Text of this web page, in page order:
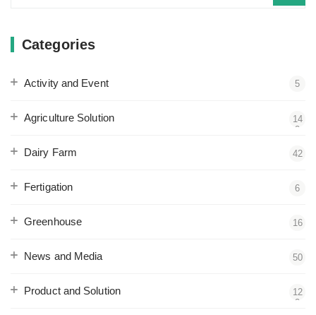
Categories
Activity and Event 5
Agriculture Solution
14
2
Dairy Farm 42
Fertigation 6
Greenhouse 16
News and Media 50
Product and Solution
12
2